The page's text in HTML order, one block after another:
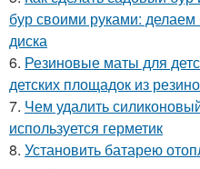
бур своими руками: делаем
диска
6. Резиновые маты для
детских площадок из
7. Чем удалить
используется герметик
8. Установить батарею